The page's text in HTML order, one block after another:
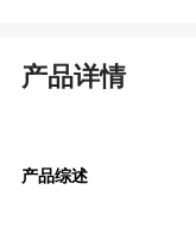
产品详情
产品综述